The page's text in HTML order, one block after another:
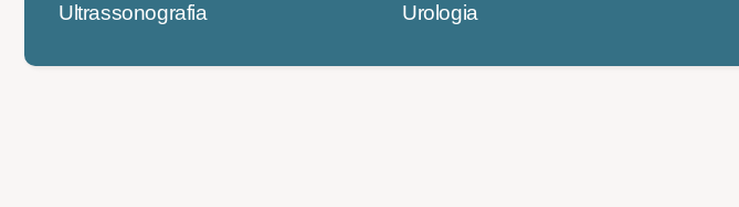
Ultrassonografia
Urologia